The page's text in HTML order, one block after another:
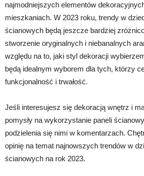
najmodniejszych elementów
mieszkaniach. W 2023 roku, trendy w
ścianowych będą jeszcze bardziej
stworzenie oryginalnych i niebanalnych
względu na to, jaki styl dekoracji
będą idealnym wyborem dla tych, którzy
funkcjonalność i trwałość.
Jeśli interesujesz się dekoracją wnętrz i
pomysły na wykorzystanie paneli
podzielenia się nimi w komentarzach.
opinię na temat najnowszych trendów w
ścianowych na rok 2023.